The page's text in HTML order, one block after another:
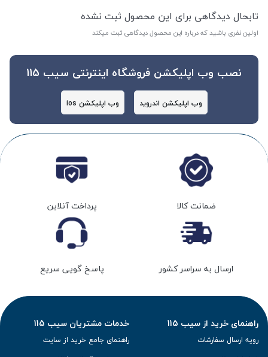
تابحال دیدگاهی برای این محصول ثبت نشده
اولین نفری باشید که درباره این محصول دیدگاهی ثبت میکند
نصب وب اپلیکشن فروشگاه اینترنتی سیب 115
وب اپلیکشن اندروید وب اپلیکشن ios
ضمانت کالا پرداخت آنلاین
ارسال به سراسر کشور پاسخ گویی سریع
راهنمای خرید از سیب 115
رویه ارسال سفارشات
خدمات مشتریان سیب 115
راهنمای جامع خرید از سایت